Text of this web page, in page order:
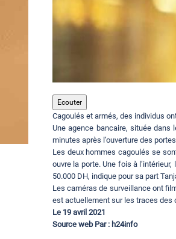
Ecouter
Cagoulés et armés, des individus
Une agence bancaire, située dans
minutes après l’ouverture des
Les deux hommes cagoulés se
ouvre la porte. Une fois à
50.000 DH, indique pour sa part
Les caméras de surveillance ont
est actuellement sur les traces des
Le 19 avril 2021
Source web Par : h24info